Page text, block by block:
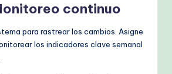
continuo
para rastrear los cambios. Asigne
los indicadores clave semanal